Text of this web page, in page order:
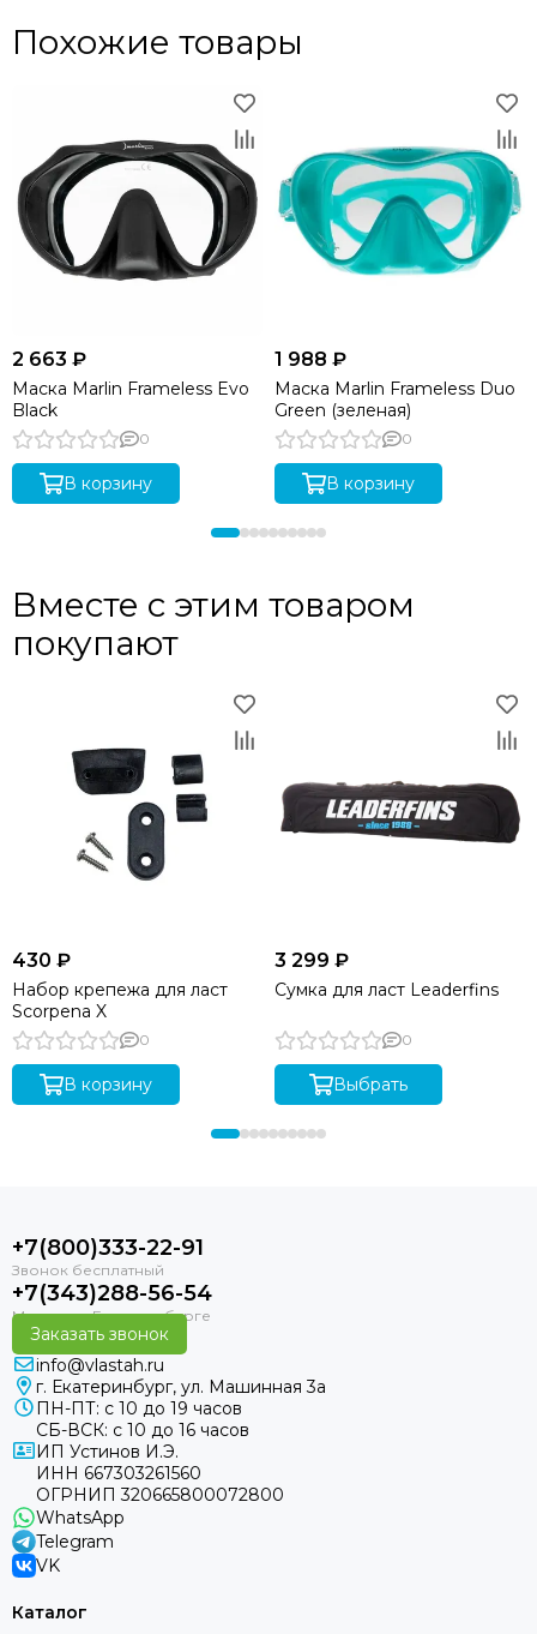
Похожие товары
2 663 ₽
Маска Marlin Frameless Evo
Black
0
В корзину
1 988 ₽
Маска Marlin Frameless Duo
Green (зеленая)
0
В корзину
Вместе с этим товаром
покупают
430 ₽
Набор крепежа для ласт
Scorpena X
0
В корзину
3 299 ₽
Сумка для ласт Leaderfins
0
Выбрать
+7(800)333-22-91
+7(343)288-56-54
Заказать звонок
info@vlastah.ru
г. Екатеринбург, ул. Машинная 3а
ПН-ПТ: с 10 до 19 часов
СБ-ВСК: с 10 до 16 часов
ИП Устинов И.Э.
ИНН 667303261560
ОГРНИП 320665800072800
WhatsApp
Telegram
VK
Каталог